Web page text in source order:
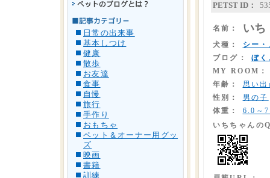
日常の出来事
基本しつけ
健康
散歩
お友達
食事
自慢
旅行
手作り
おもちゃ
ペット＆オーナー用グッ
ズ
映画
書籍
訓練
PETST ID：
名前： いち
犬種：
シー
ブログ：
ぼ
MY ROOM：
年齢：
思い
性別：
男の子
体重：
6.0～
いちちゃんの